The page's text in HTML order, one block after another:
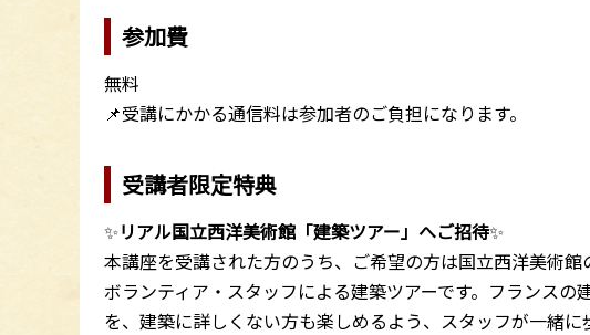
参加費
無料
📌受講にかかる通信料は参加者のご負担になります。
受講者限定特典
✨リアル国立西洋美術館「建築ツアー」へご招待✨
本講座を受講された方のうち、ご希望の方は国立西洋美術館
ボランティア・スタッフによる建築ツアーです。フランス
を、建築に詳しくない方も楽しめるよう、スタッフが一緒に